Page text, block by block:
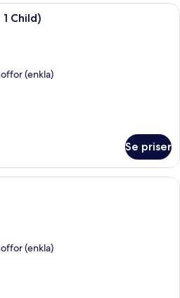
Child)
(enkla)
Se priser
(enkla)